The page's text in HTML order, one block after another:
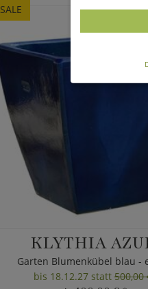
SALE
KLYTHIA
Garten Blumenkübel blau -
bis 18.12.27 statt500,00